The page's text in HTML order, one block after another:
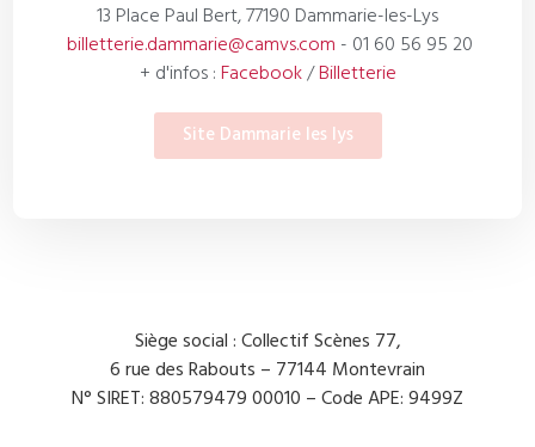
13 Place Paul Bert, 77190 Dammarie-les-Lys
billetterie.dammarie@camvs.com - 01 60 56 95 20
+ d'infos :Facebook/Billetterie
Site Dammarie les lys
Siège social : Collectif Scènes 77,
6 rue des Rabouts – 77144 Montevrain
N° SIRET: 880579479 00010 – Code APE: 9499Z